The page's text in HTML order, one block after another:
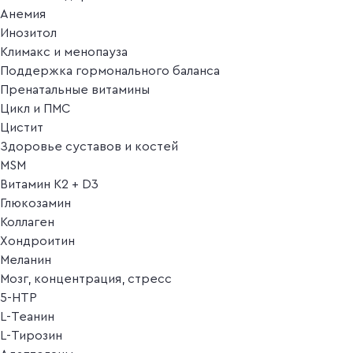
Анемия
Инозитол
Климакс и менопауза
Поддержка гормонального баланса
Пренатальные витамины
Цикл и ПМС
Цистит
Здоровье суставов и костей
MSM
Витамин K2 + D3
Глюкозамин
Коллаген
Хондроитин
Меланин
Мозг, концентрация, стресс
5-HTP
L-Теанин
L-Тирозин